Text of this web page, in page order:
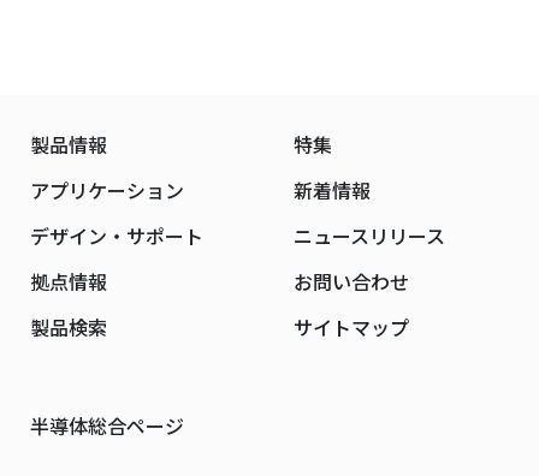
製品情報
アプリケーション
デザイン・サポート
拠点情報
製品検索
特集
新着情報
ニュースリリース
お問い合わせ
サイトマップ
半導体総合ページ